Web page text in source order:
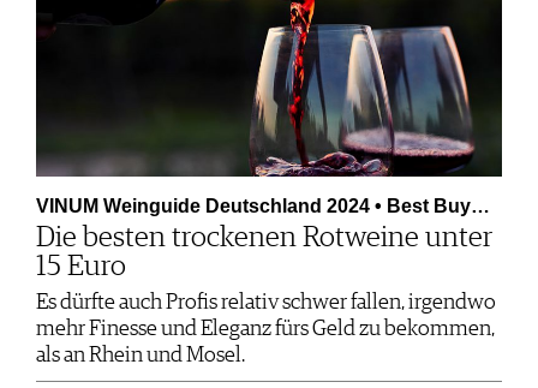
VINUM Weinguide Deutschland 2024 • Best Buy…
Die besten trockenen Rotweine unter
15 Euro
Es dürfte auch Profis relativ schwer fallen, irgendwo
mehr Finesse und Eleganz fürs Geld zu bekommen,
als an Rhein und Mosel.